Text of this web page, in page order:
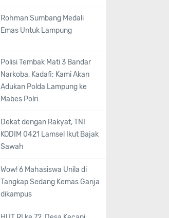
Rohman Sumbang Medali
Emas Untuk Lampung
Polisi Tembak Mati 3 Bandar
Narkoba, Kadafi: Kami Akan
Adukan Polda Lampung ke
Mabes Polri
Dekat dengan Rakyat, TNI
KODIM 0421 Lamsel Ikut Bajak
Sawah
Wow! 6 Mahasiswa Unila di
Tangkap Sedang Kemas Ganja
dikampus